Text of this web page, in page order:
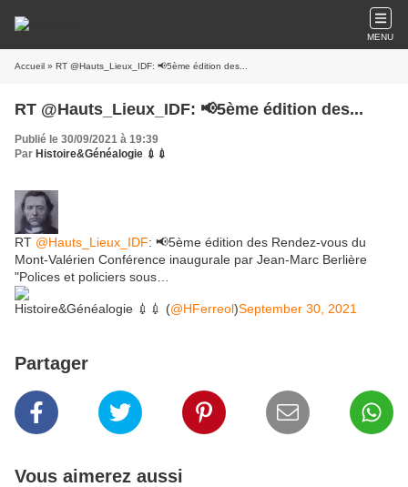
MENU
Accueil » RT @Hauts_Lieux_IDF: 📢5ème édition des...
RT @Hauts_Lieux_IDF: 📢5ème édition des...
Publié le 30/09/2021 à 19:39
Par Histoire&Généalogie 💉💉
RT @Hauts_Lieux_IDF: 📢5ème édition des Rendez-vous du
Mont-Valérien Conférence inaugurale par Jean-Marc Berlière
"Polices et policiers sous…
Histoire&Généalogie 💉💉 (@HFerreol)September 30, 2021
Partager
Vous aimerez aussi